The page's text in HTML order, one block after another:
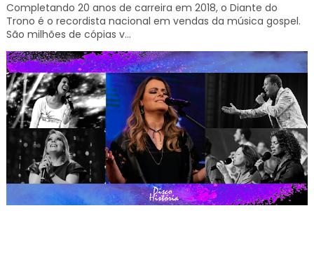
Completando 20 anos de carreira em 2018, o Diante do
Trono é o recordista nacional em vendas da música gospel.
São milhões de cópias v...